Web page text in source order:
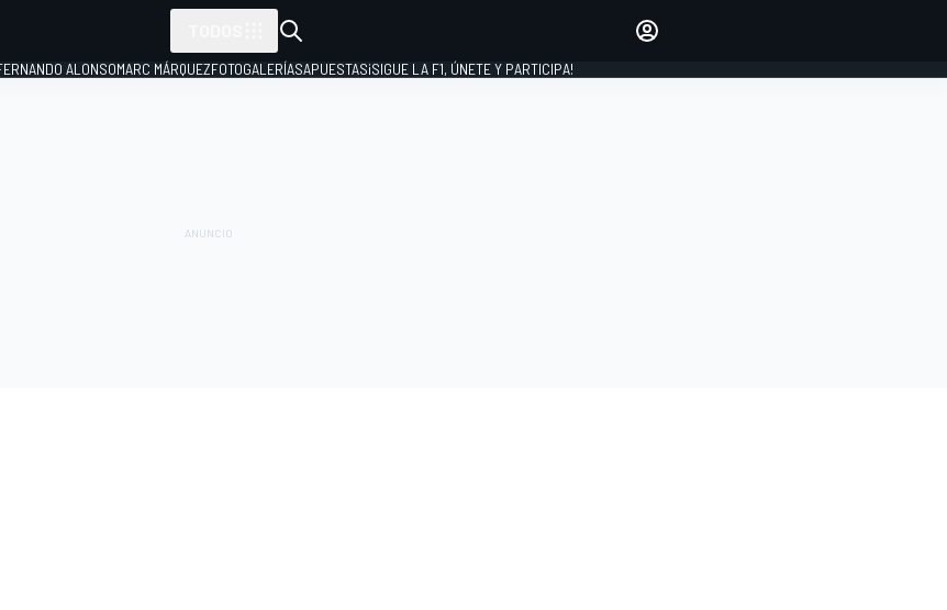
ALONSOMARC MÁRQUEZFOTOGALERÍASAPUESTAS¡SIGUE LA F1, ÚNETE Y PARTICIPA!